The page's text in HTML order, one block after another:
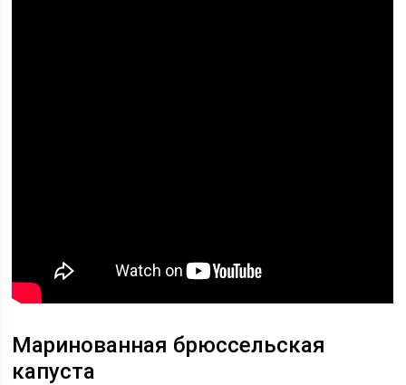
Маринованная брюссельская
капуста